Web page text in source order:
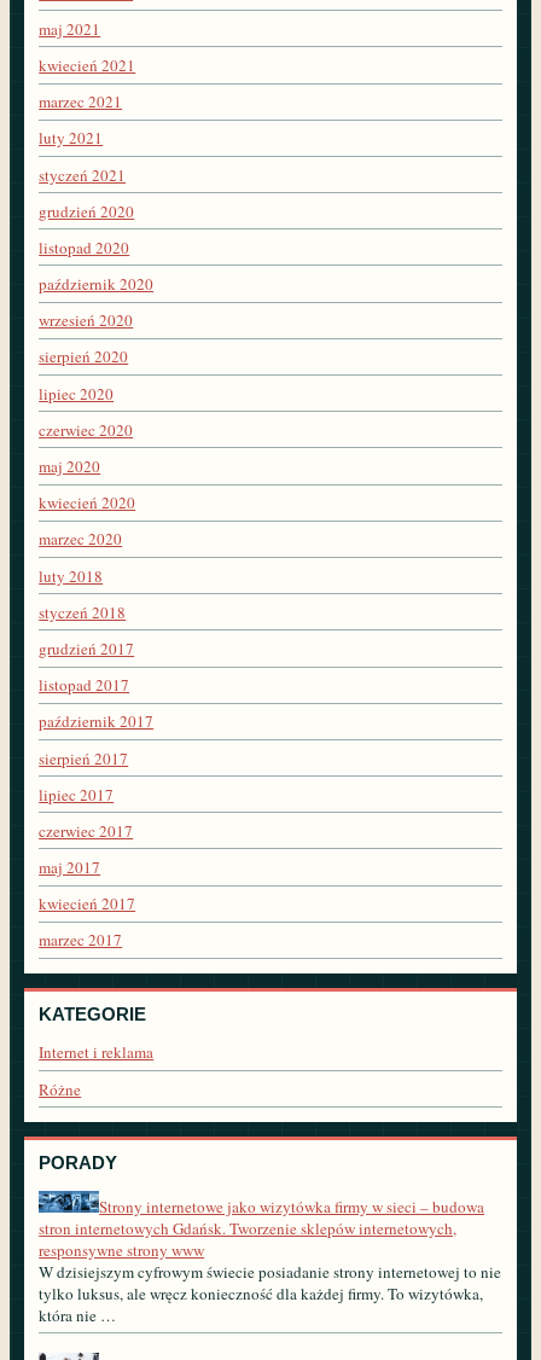
maj 2021
kwiecień 2021
marzec 2021
luty 2021
styczeń 2021
grudzień 2020
listopad 2020
październik 2020
wrzesień 2020
sierpień 2020
lipiec 2020
czerwiec 2020
maj 2020
kwiecień 2020
marzec 2020
luty 2018
styczeń 2018
grudzień 2017
listopad 2017
październik 2017
sierpień 2017
lipiec 2017
czerwiec 2017
maj 2017
kwiecień 2017
marzec 2017
KATEGORIE
Internet i reklama
Różne
PORADY
Strony internetowe jako wizytówka firmy w sieci – budowa
stron internetowych Gdańsk. Tworzenie sklepów internetowych,
responsywne strony www
W dzisiejszym cyfrowym świecie posiadanie strony internetowej to nie
tylko luksus, ale wręcz konieczność dla każdej firmy. To wizytówka,
która nie …